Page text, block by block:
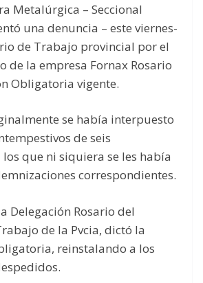
Metalúrgica – Seccional
una denuncia – este viernes-
de Trabajo provincial por el
de la empresa Fornax Rosario
Obligatoria vigente.
se había interpuesto
de seis
que ni siquiera se les había
correspondientes.
Delegación Rosario del
de la Pvcia, dictó la
reinstalando a los